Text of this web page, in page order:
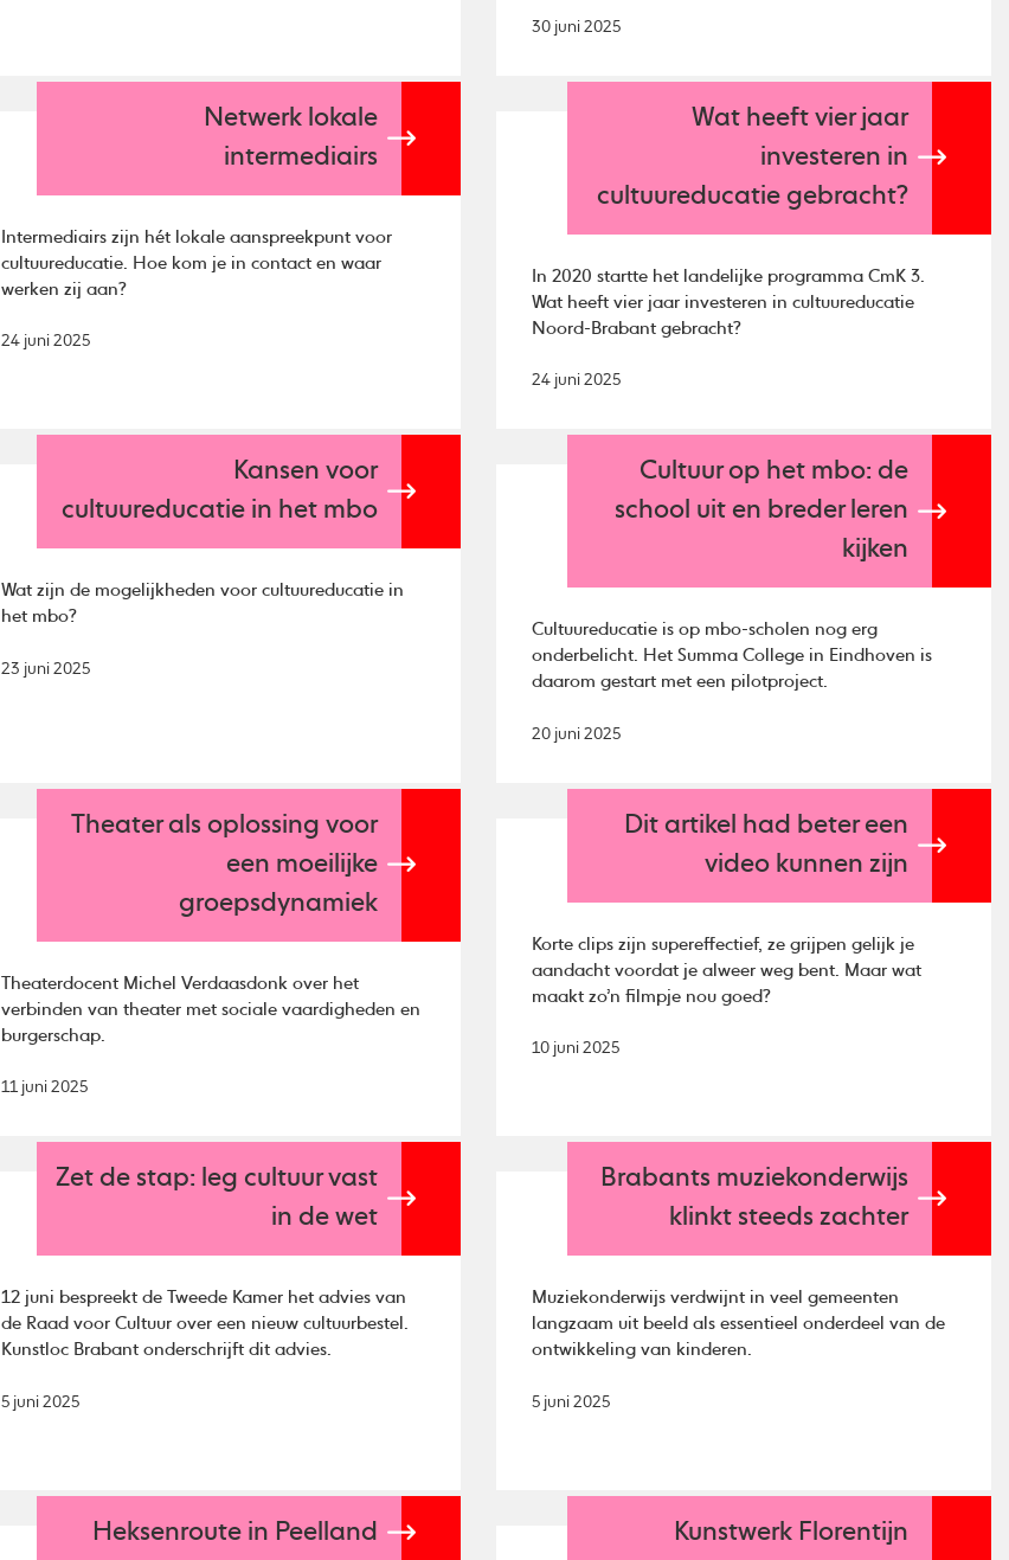
30 juni 2025
Netwerk lokale
intermediairs
Intermediairs zijn hét lokale aanspreekpunt voor
cultuureducatie. Hoe kom je in contact en waar
werken zij aan?
24 juni 2025
Wat heeft vier jaar
investeren in
cultuureducatie gebracht?
In 2020 startte het landelijke programma CmK 3.
Wat heeft vier jaar investeren in cultuureducatie
Noord-Brabant gebracht?
24 juni 2025
Kansen voor
cultuureducatie in het mbo
Wat zijn de mogelijkheden voor cultuureducatie in
het mbo?
23 juni 2025
Cultuur op het mbo: de
school uit en breder leren
kijken
Cultuureducatie is op mbo-scholen nog erg
onderbelicht. Het Summa College in Eindhoven is
daarom gestart met een pilotproject.
20 juni 2025
Theater als oplossing voor
een moeilijke
groepsdynamiek
Theaterdocent Michel Verdaasdonk over het
verbinden van theater met sociale vaardigheden en
burgerschap.
11 juni 2025
Dit artikel had beter een
video kunnen zijn
Korte clips zijn supereffectief, ze grijpen gelijk je
aandacht voordat je alweer weg bent. Maar wat
maakt zo’n filmpje nou goed?
10 juni 2025
Zet de stap: leg cultuur vast
in de wet
12 juni bespreekt de Tweede Kamer het advies van
de Raad voor Cultuur over een nieuw cultuurbestel.
Kunstloc Brabant onderschrijft dit advies.
5 juni 2025
Brabants muziekonderwijs
klinkt steeds zachter
Muziekonderwijs verdwijnt in veel gemeenten
langzaam uit beeld als essentieel onderdeel van de
ontwikkeling van kinderen.
5 juni 2025
Heksenroute in Peelland
Kunstwerk Florentijn